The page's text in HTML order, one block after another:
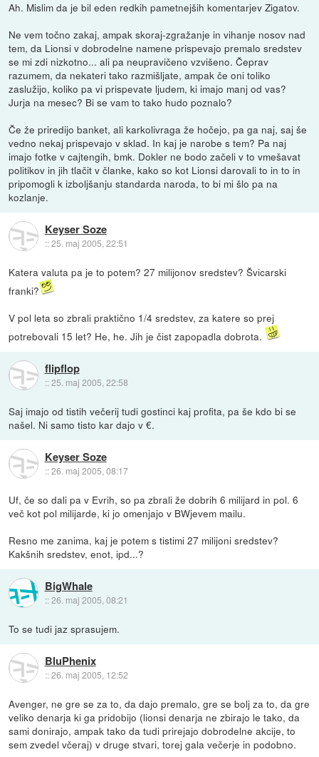
Ah. Mislim da je bil eden redkih pametnejših komentarjev Zigatov.
Ne vem točno zakaj, ampak skoraj-zgražanje in vihanje nosov nad
tem, da Lionsi v dobrodelne namene prispevajo premalo sredstev
se mi zdi nizkotno... ali pa neupravičeno vzvišeno. Čeprav
razumem, da nekateri tako razmišljate, ampak če oni toliko
zaslužijo, koliko pa vi prispevate ljudem, ki imajo manj od vas?
Jurja na mesec? Bi se vam to tako hudo poznalo?
Če že priredijo banket, ali karkolivraga že hočejo, pa ga naj, saj še
vedno nekaj prispevajo v sklad. In kaj je narobe s tem? Pa naj
imajo fotke v cajtengih, bmk. Dokler ne bodo začeli v to vmešavat
politikov in jih tlačit v članke, kako so kot Lionsi darovali to in to in
pripomogli k izboljšanju standarda naroda, to bi mi šlo pa na
kozlanje.
Keyser Soze
::25. maj 2005, 22:51
Katera valuta pa je to potem? 27 milijonov sredstev? Švicarski
franki?
V pol leta so zbrali praktično 1/4 sredstev, za katere so prej
potrebovali 15 let? He, he. Jih je čist zapopadla dobrota.
flipflop
::25. maj 2005, 22:58
Saj imajo od tistih večerij tudi gostinci kaj profita, pa še kdo bi se
našel. Ni samo tisto kar dajo v €.
Keyser Soze
::26. maj 2005, 08:17
Uf, če so dali pa v Evrih, so pa zbrali že dobrih 6 milijard in pol. 6
več kot pol milijarde, ki jo omenjajo v BWjevem mailu.
Resno me zanima, kaj je potem s tistimi 27 milijoni sredstev?
Kakšnih sredstev, enot, ipd...?
BigWhale
::26. maj 2005, 08:21
To se tudi jaz sprasujem.
BluPhenix
::26. maj 2005, 12:52
Avenger, ne gre se za to, da dajo premalo, gre se bolj za to, da gre
veliko denarja ki ga pridobijo (lionsi denarja ne zbirajo le tako, da
sami donirajo, ampak tako da tudi prirejajo dobrodelne akcije, to
sem zvedel včeraj) v druge stvari, torej gala večerje in podobno.